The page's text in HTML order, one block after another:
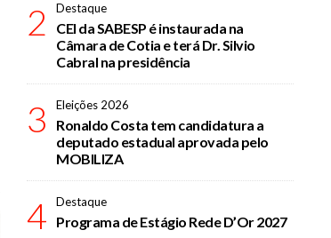
2 Destaque
CEI da SABESP é instaurada na
Câmara de Cotia e terá Dr. Silvio
Cabral na presidência
3 Eleições 2026
Ronaldo Costa tem candidatura a
deputado estadual aprovada pelo
MOBILIZA
4 Destaque
Programa de Estágio Rede D’Or 2027